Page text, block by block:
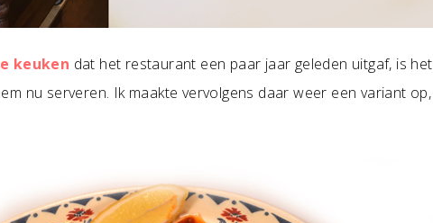
keuken dat het restaurant een paar jaar geleden uitgaf, is het
nu serveren. Ik maakte vervolgens daar weer een variant op,